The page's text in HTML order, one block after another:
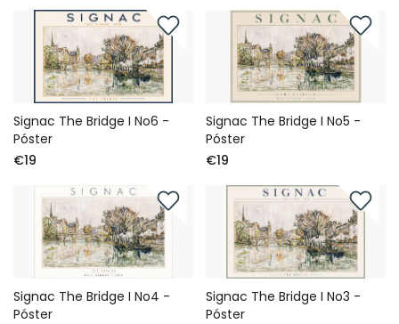
Signac The Bridge I No6 -
Póster
€19
Signac The Bridge I No5 -
Póster
€19
Signac The Bridge I No4 -
Póster
Signac The Bridge I No3 -
Póster